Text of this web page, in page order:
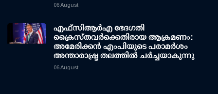
06 August
എഫ്‌സി‌ആര്‍‌എ ഭേദഗതി
ക്രൈസ്തവർക്കെതിരായ ആക്രമണം:
അമേരിക്കൻ എംപിയുടെ പരാമർശം
അന്താരാഷ്ട്ര തലത്തിൽ ചർച്ചയാകുന്നു
06 August